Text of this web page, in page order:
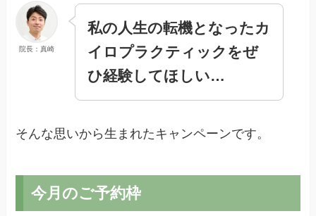
院長：真崎
私の人生の転機となったカ
イロプラクティックをぜ
ひ経験してほしい…
そんな思いから生まれたキャンペーンです。
今月のご予約枠